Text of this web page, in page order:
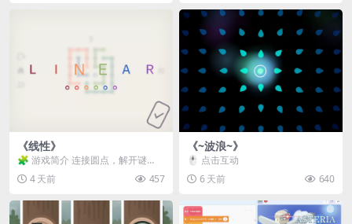
《线性》
🧩 游戏简介 连接圆点，解开谜
题。 ⚠️ 重要提示 所有关卡均可通
关，请确保使用...
4 天前 457
《~波浪~》
🖱️ 点击互动
6 天前
640